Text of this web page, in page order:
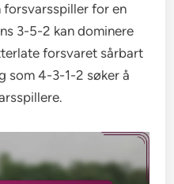
for en
3-5-2 kan dominere
forsvaret sårbart
som 4-3-1-2 søker å